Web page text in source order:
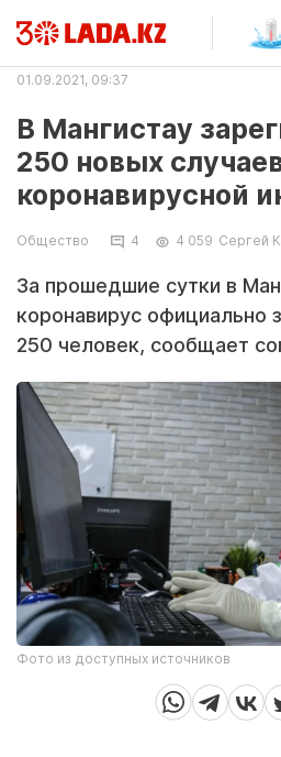
01.09.2021, 09:37
В Мангистау
250 новых
коронавирусной
Общество 4 4 059 Сергей
За прошедшие сутки в
коронавирус официально
250 человек, сообщает
Фото из доступных источников